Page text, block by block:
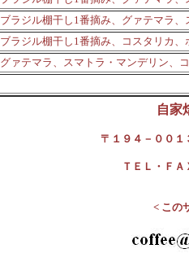
ブラジル棚干し1番摘み、グァテマラ
ブラジル棚干し1番摘み、コスタリカ
グァテマラ、スマトラ・マンデリン、
自家
〒１９４－００１
ＴＥＬ・Ｆ
< この